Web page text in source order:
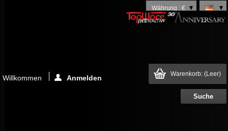
Währung : €
Warenkorb: (Leer)
Willkommen Anmelden